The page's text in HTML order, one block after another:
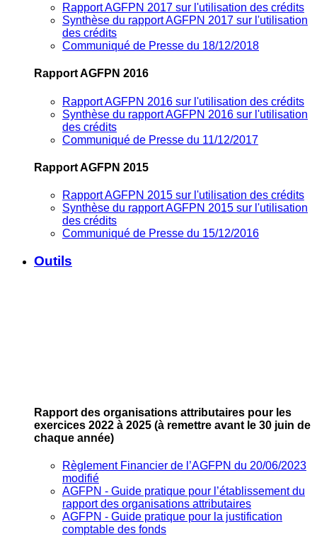
Rapport AGFPN 2017 sur l'utilisation des crédits
Synthèse du rapport AGFPN 2017 sur l'utilisation
des crédits
Communiqué de Presse du 18/12/2018
Rapport AGFPN 2016
Rapport AGFPN 2016 sur l'utilisation des crédits
Synthèse du rapport AGFPN 2016 sur l'utilisation
des crédits
Communiqué de Presse du 11/12/2017
Rapport AGFPN 2015
Rapport AGFPN 2015 sur l'utilisation des crédits
Synthèse du rapport AGFPN 2015 sur l'utilisation
des crédits
Communiqué de Presse du 15/12/2016
Outils
Rapport des organisations attributaires pour les
exercices 2022 à 2025 (à remettre avant le 30 juin de
chaque année)
Règlement Financier de l’AGFPN du 20/06/2023
modifié
AGFPN ‐ Guide pratique pour l’établissement du
rapport des organisations attributaires
AGFPN ‐ Guide pratique pour la justification
comptable des fonds